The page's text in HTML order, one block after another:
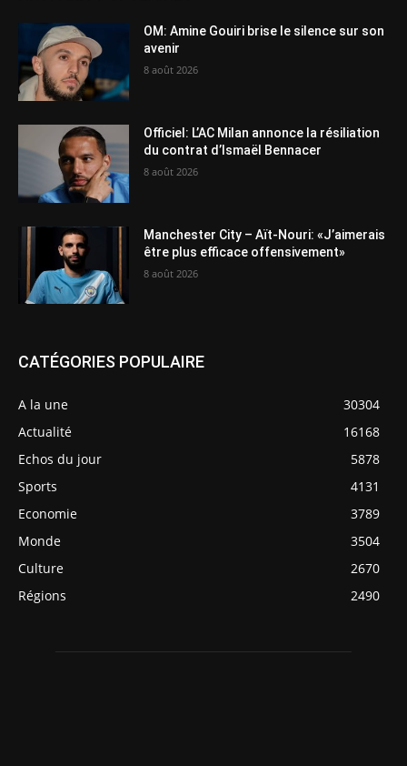
OM: Amine Gouiri brise le silence sur son
avenir
8 août 2026
Officiel: L’AC Milan annonce la résiliation
du contrat d’Ismaël Bennacer
8 août 2026
Manchester City – Aït-Nouri: «J’aimerais
être plus efficace offensivement»
8 août 2026
CATÉGORIES POPULAIRE
A la une
30304
Actualité
16168
Echos du jour
5878
Sports
4131
Economie
3789
Monde
3504
Culture
2670
Régions
2490